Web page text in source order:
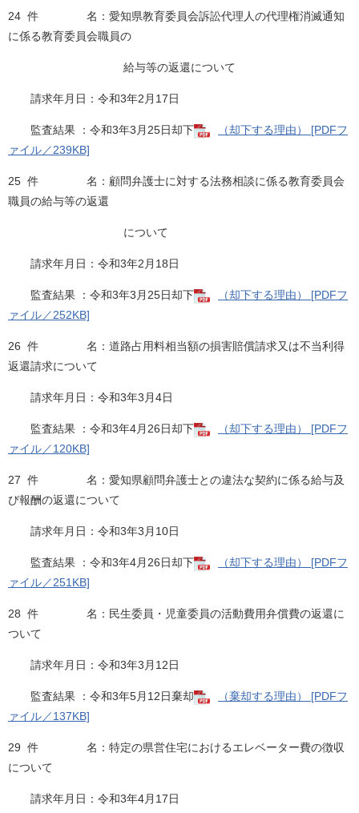
24 件 名：愛知県教育委員会訴訟代理人の代理権消滅通知
に係る教育委員会職員の
給与等の返還について
請求年月日：令和3年2月17日
監査結果 ：令和3年3月25日却下
（却下する理由） [PDFフ
ァイル／239KB]
25 件 名：顧問弁護士に対する法務相談に係る教育委員会
職員の給与等の返還
について
請求年月日：令和3年2月18日
監査結果 ：令和3年3月25日却下
（却下する理由） [PDFフ
ァイル／252KB]
26 件 名：道路占用料相当額の損害賠償請求又は不当利得
返還請求について
請求年月日：令和3年3月4日
監査結果 ：令和3年4月26日却下
（却下する理由） [PDFフ
ァイル／120KB]
27 件 名：愛知県顧問弁護士との違法な契約に係る給与及
び報酬の返還について
請求年月日：令和3年3月10日
監査結果 ：令和3年4月26日却下
（却下する理由） [PDFフ
ァイル／251KB]
28 件 名：民生委員・児童委員の活動費用弁償費の返還に
ついて
請求年月日：令和3年3月12日
監査結果 ：令和3年5月12日棄却
（棄却する理由） [PDFフ
ァイル／137KB]
29 件 名：特定の県営住宅におけるエレベーター費の徴収
について
請求年月日：令和3年4月17日